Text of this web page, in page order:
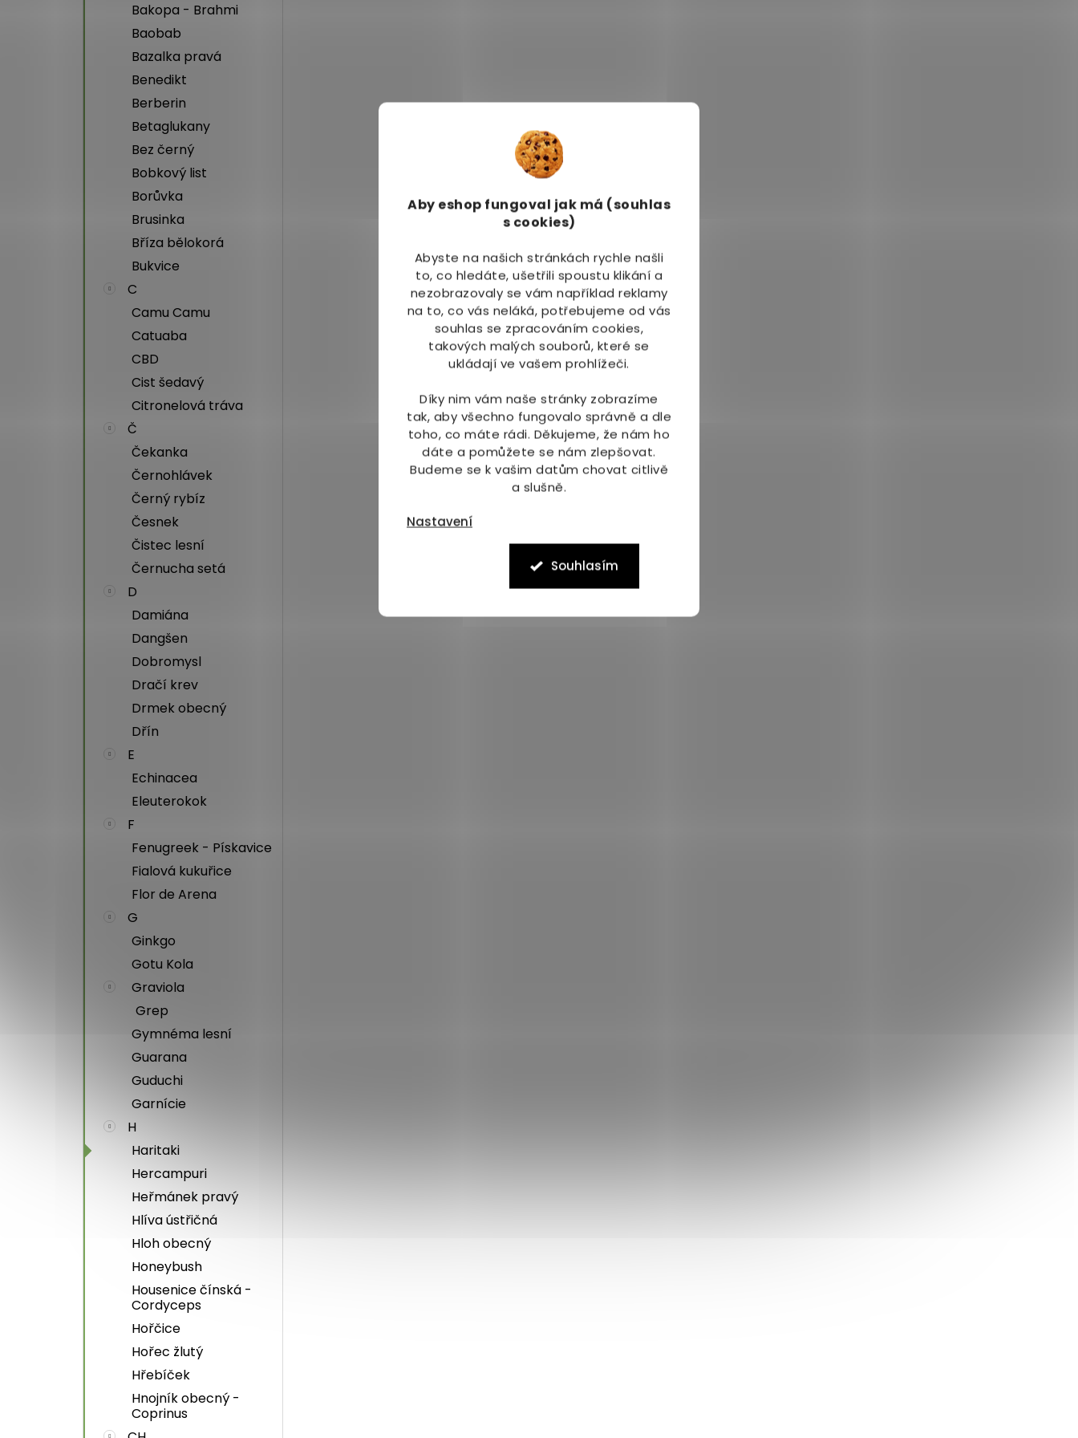
Aby eshop fungoval jak má (souhlas
s cookies)
Abyste na našich stránkách rychle našli
to, co hledáte, ušetřili spoustu klikání a
nezobrazovaly se vám například reklamy
na to, co vás neláká, potřebujeme od vás
souhlas se zpracováním cookies,
takových malých souborů, které se
ukládají ve vašem prohlížeči.
Díky nim vám naše stránky zobrazíme
tak, aby všechno fungovalo správně a dle
toho, co máte rádi. Děkujeme, že nám ho
dáte a pomůžete se nám zlepšovat.
Budeme se k vašim datům chovat citlivě
a slušně.
Nastavení
Souhlasím
Bakopa - Brahmi
Baobab
Bazalka pravá
Benedikt
Berberin
Betaglukany
Bez černý
Bobkový list
Borůvka
Brusinka
Bříza bělokorá
Bukvice
C
Camu Camu
Catuaba
CBD
Cist šedavý
Citronelová tráva
Č
Čekanka
Černohlávek
Černý rybíz
Česnek
Čistec lesní
Černucha setá
D
Damiána
Dangšen
Dobromysl
Dračí krev
Drmek obecný
Dřín
E
Echinacea
Eleuterokok
F
Fenugreek - Pískavice
Fialová kukuřice
Flor de Arena
G
Ginkgo
Gotu Kola
Graviola
Grep
Gymnéma lesní
Guarana
Guduchi
Garnície
H
Haritaki
Hercampuri
Heřmánek pravý
Hlíva ústřičná
Hloh obecný
Honeybush
Housenice čínská -
Cordyceps
Hořčice
Hořec žlutý
Hřebíček
Hnojník obecný -
Coprinus
s